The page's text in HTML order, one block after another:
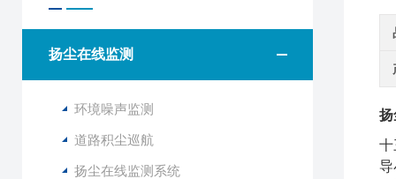
扬尘在线监测
环境噪声监测
道路积尘巡航
扬尘在线监测系统
扬
十
导